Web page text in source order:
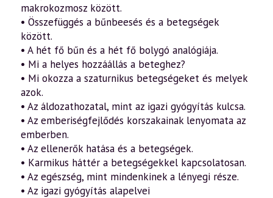
makrokozmosz között.
• Összefüggés a bűnbeesés és a betegségek
között.
• A hét fő bűn és a hét fő bolygó analógiája.
• Mi a helyes hozzáállás a beteghez?
• Mi okozza a szaturnikus betegségeket és melyek
azok.
• Az áldozathozatal, mint az igazi gyógyítás kulcsa.
• Az emberiségfejlődés korszakainak lenyomata az
emberben.
• Az ellenerők hatása és a betegségek.
• Karmikus háttér a betegségekkel kapcsolatosan.
• Az egészség, mint mindenkinek a lényegi része.
• Az igazi gyógyítás alapelvei